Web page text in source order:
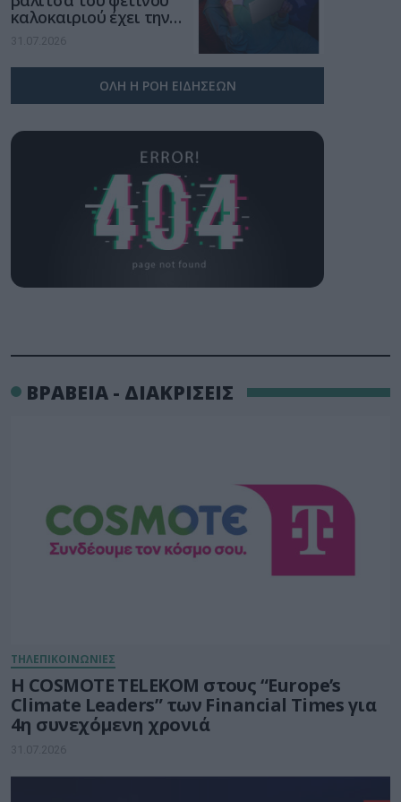
καλοκαιριού έχει την
υπογραφή της Xiaomi
31.07.2026
ΟΛΗ Η ΡΟΗ ΕΙΔΗΣΕΩΝ
ΒΡΑΒΕΙΑ - ΔΙΑΚΡΙΣΕΙΣ
ΤΗΛΕΠΙΚΟΙΝΩΝΙΕΣ
Η COSMOTE TELEKOM στους “Europe’s
Climate Leaders” των Financial Times για
4η συνεχόμενη χρονιά
31.07.2026